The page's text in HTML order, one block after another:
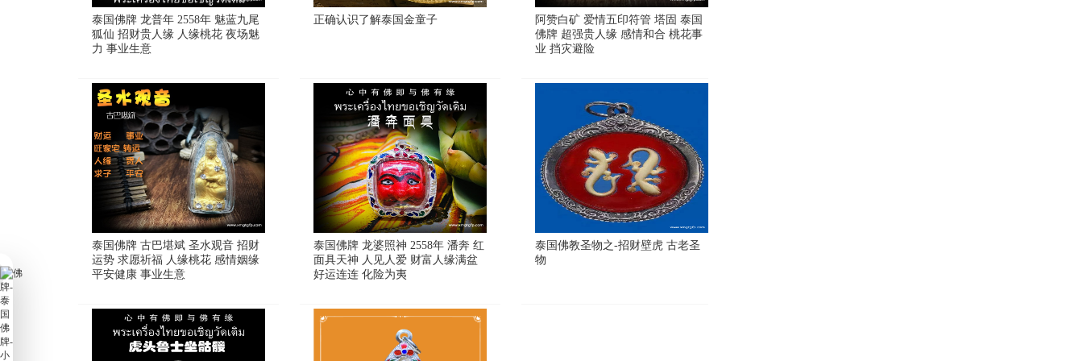
泰国佛牌 龙普年 2558年 魅蓝九尾
狐仙 招财贵人缘 人缘桃花 夜场魅
力 事业生意
正确认识了解泰国金童子
阿赞白矿 爱情五印符管 塔固 泰国
佛牌 超强贵人缘 感情和合 桃花事
业 挡灾避险
泰国佛牌 古巴堪斌 圣水观音 招财
运势 求愿祈福 人缘桃花 感情姻缘
平安健康 事业生意
泰国佛牌 龙婆照神 2558年 潘奔 红
面具天神 人见人爱 财富人缘满盆
好运连连 化险为夷
泰国佛教圣物之-招财壁虎 古老圣
物